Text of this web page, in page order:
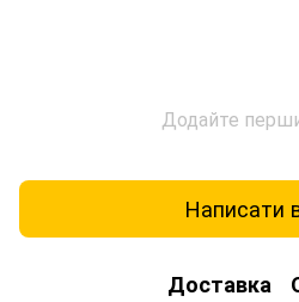
Додайте
Написати
Доставка